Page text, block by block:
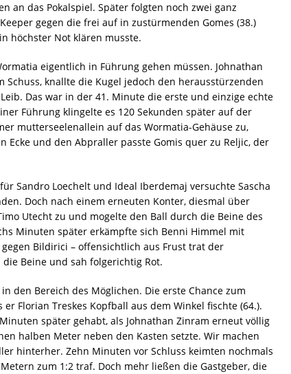
an das Pokalspiel. Später folgten noch zwei ganz
gegen die frei auf in zustürmenden Gomes (38.)
höchster Not klären musste.
eigentlich in Führung gehen müssen. Johnathan
knallte die Kugel jedoch den herausstürzenden
Das war in der 41. Minute die erste und einzige echte
Führung klingelte es 120 Sekunden später auf der
mutterseelenallein auf das Wormatia-Gehäuse zu,
Ecke und den Abpraller passte Gomis quer zu Reljic, der
Sandro Loechelt und Ideal Iberdemaj versuchte Sascha
Doch nach einem erneuten Konter, diesmal über
Utecht zu und mogelte den Ball durch die Beine des
Minuten später erkämpfte sich Benni Himmel mit
Bildirici – offensichtlich aus Frust trat der
Beine und sah folgerichtig Rot.
den Bereich des Möglichen. Die erste Chance zum
Florian Treskes Kopfball aus dem Winkel fischte (64.).
später gehabt, als Johnathan Zinram erneut völlig
halben Meter neben den Kasten setzte. Wir machen
hinterher. Zehn Minuten vor Schluss keimten nochmals
zum 1:2 traf. Doch mehr ließen die Gastgeber, die